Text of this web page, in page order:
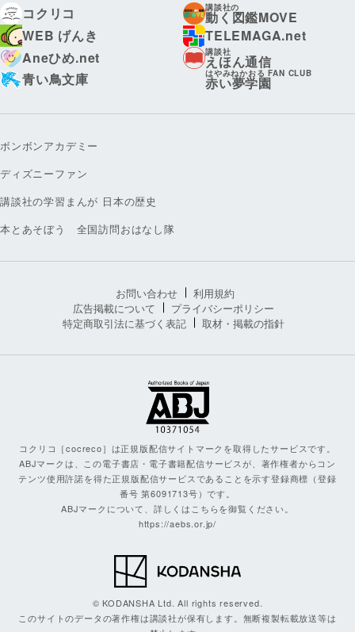
コクリコ
講談社の
動く図鑑MOVE
WEB げんき
TELEMAGA.net
Aneひめ.net
講談社
えほん通信
青い鳥文庫
はやみねかおる FAN CLUB
赤い夢学園
ボンボンアカデミー
ディズニーファン
講談社の学習まんが 日本の歴史
本とあそぼう 全国訪問おはなし隊
お問い合わせ
利用規約
広告掲載について
プライバシーポリシー
特定商取引法に基づく表記
取材・掲載の指針
コクリコ［cocreco］は正規版配信サイトマークを取得したサービスです。
ABJマークは、この電子書店・電子書籍配信サービスが、著作権者からコン
テンツ使用許諾を得た正規版配信サービスであることを示す登録商標（登録
番号 第6091713号）です。
ABJマークについて、詳しくはこちらを御覧ください。
https://aebs.or.jp/
© KODANSHA Ltd. All rights reserved.
このサイトのデータの著作権は講談社が保有します。無断複製転載放送等は